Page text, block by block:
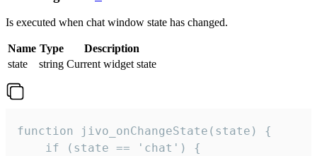
Is executed when chat window state has changed.
Name Type
Description
state
string Current widget state
function jivo_onChangeState(state) {
    if (state == 'chat') {